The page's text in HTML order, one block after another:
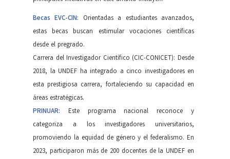
Becas EVC-CIN: Orientadas a estudiantes avanzados,
estas becas buscan estimular vocaciones científicas
desde el pregrado.
Carrera del Investigador Científico (CIC-CONICET): Desde
2018, la UNDEF ha integrado a cinco investigadores en
esta prestigiosa carrera, fortaleciendo su capacidad en
áreas estratégicas.
PRINUAR: Este programa nacional reconoce y
categoriza a los investigadores universitarios,
promoviendo la equidad de género y el federalismo. En
2023, participaron más de 200 docentes de la UNDEF en